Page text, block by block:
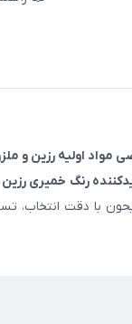
رنگ خمیری رزین
با دقت انتخاب،